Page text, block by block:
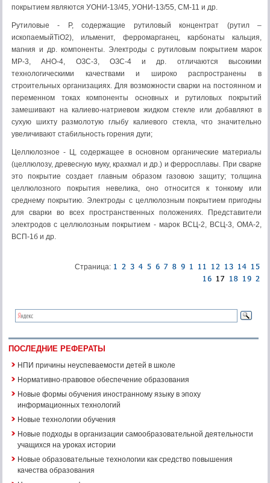
покрытием являются УОНИ-13/45, УОНИ-13/55, СМ-11 и др.
Рутиловые - Р, содержащие рутиловый концентрат (рутил –
ископаемыйTiO2), ильменит, ферромарганец, карбонаты кальция,
магния и др. компоненты. Электроды с рутиловым покрытием марок
МР-3, АНО-4, ОЗС-3, ОЗС-4 и др. отличаются высокими
технологическими качествами и широко распространены в
строительных организациях. Для возможности сварки на постоянном и
переменном токах компоненты основных и рутиловых покрытий
замешивают на калиево-натриевом жидком стекле или добавляют в
сухую шихту размолотую глыбу калиевого стекла, что значительно
увеличивают стабильность горения дуги;
Целлюлозное - Ц, содержащее в основном органические материалы
(целлюлозу, древесную муку, крахмал и др.) и ферросплавы. При сварке
это покрытие создает главным образом газовою защиту; толщина
целлюлозного покрытия невелика, оно относится к тонкому или
среднему покрытию. Электроды с целлюлозным покрытием пригодны
для сварки во всех пространственных положениях. Представители
электродов с целлюлозным покрытием - марок ВСЦ-2, ВСЦ-3, ОМА-2,
ВСП-1б и др.
Страница:
ПОСЛЕДНИЕ РЕФЕРАТЫ
НПИ причины неуспеваемости детей в школе
Нормативно-правовое обеспечение образования
Новые формы обучения иностранному языку в эпоху
информационных технологий
Новые технологии обучения
Новые подходы в организации самообразовательной деятельности
учащихся на уроках истории
Новые образовательные технологии как средство повышения
качества образования